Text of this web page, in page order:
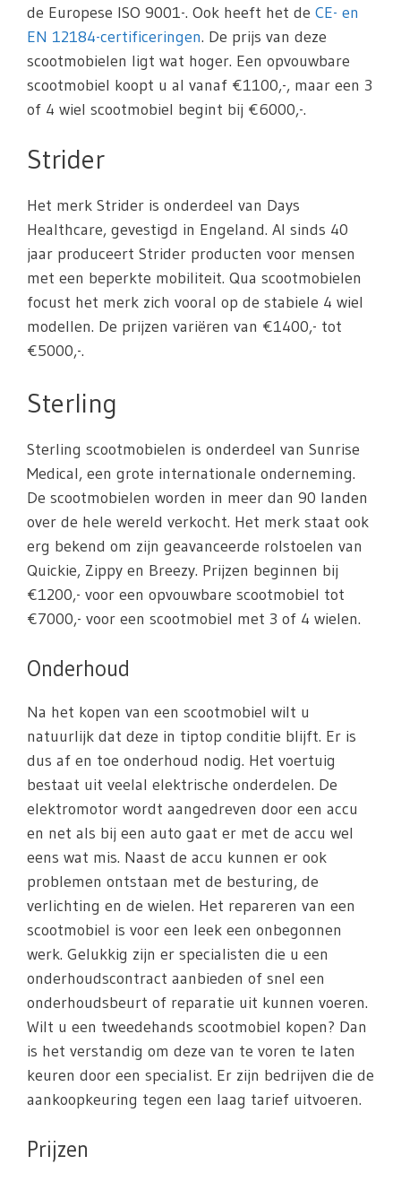
de Europese ISO 9001-. Ook heeft het de CE- en
EN 12184-certificeringen. De prijs van deze
scootmobielen ligt wat hoger. Een opvouwbare
scootmobiel koopt u al vanaf €1100,-, maar een 3
of 4 wiel scootmobiel begint bij €6000,-.
Strider
Het merk Strider is onderdeel van Days
Healthcare, gevestigd in Engeland. Al sinds 40
jaar produceert Strider producten voor mensen
met een beperkte mobiliteit. Qua scootmobielen
focust het merk zich vooral op de stabiele 4 wiel
modellen. De prijzen variëren van €1400,- tot
€5000,-.
Sterling
Sterling scootmobielen is onderdeel van Sunrise
Medical, een grote internationale onderneming.
De scootmobielen worden in meer dan 90 landen
over de hele wereld verkocht. Het merk staat ook
erg bekend om zijn geavanceerde rolstoelen van
Quickie, Zippy en Breezy. Prijzen beginnen bij
€1200,- voor een opvouwbare scootmobiel tot
€7000,- voor een scootmobiel met 3 of 4 wielen.
Onderhoud
Na het kopen van een scootmobiel wilt u
natuurlijk dat deze in tiptop conditie blijft. Er is
dus af en toe onderhoud nodig. Het voertuig
bestaat uit veelal elektrische onderdelen. De
elektromotor wordt aangedreven door een accu
en net als bij een auto gaat er met de accu wel
eens wat mis. Naast de accu kunnen er ook
problemen ontstaan met de besturing, de
verlichting en de wielen. Het repareren van een
scootmobiel is voor een leek een onbegonnen
werk. Gelukkig zijn er specialisten die u een
onderhoudscontract aanbieden of snel een
onderhoudsbeurt of reparatie uit kunnen voeren.
Wilt u een tweedehands scootmobiel kopen? Dan
is het verstandig om deze van te voren te laten
keuren door een specialist. Er zijn bedrijven die de
aankoopkeuring tegen een laag tarief uitvoeren.
Prijzen